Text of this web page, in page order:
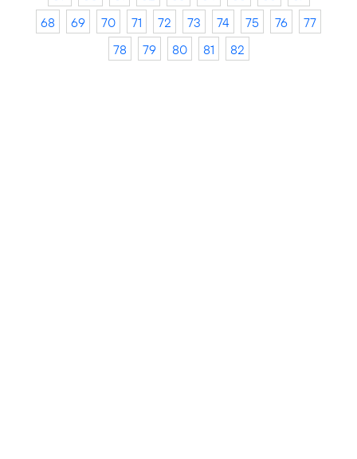
68
69 70 71 72 73 74 75 76
77
78
79 80 81 82